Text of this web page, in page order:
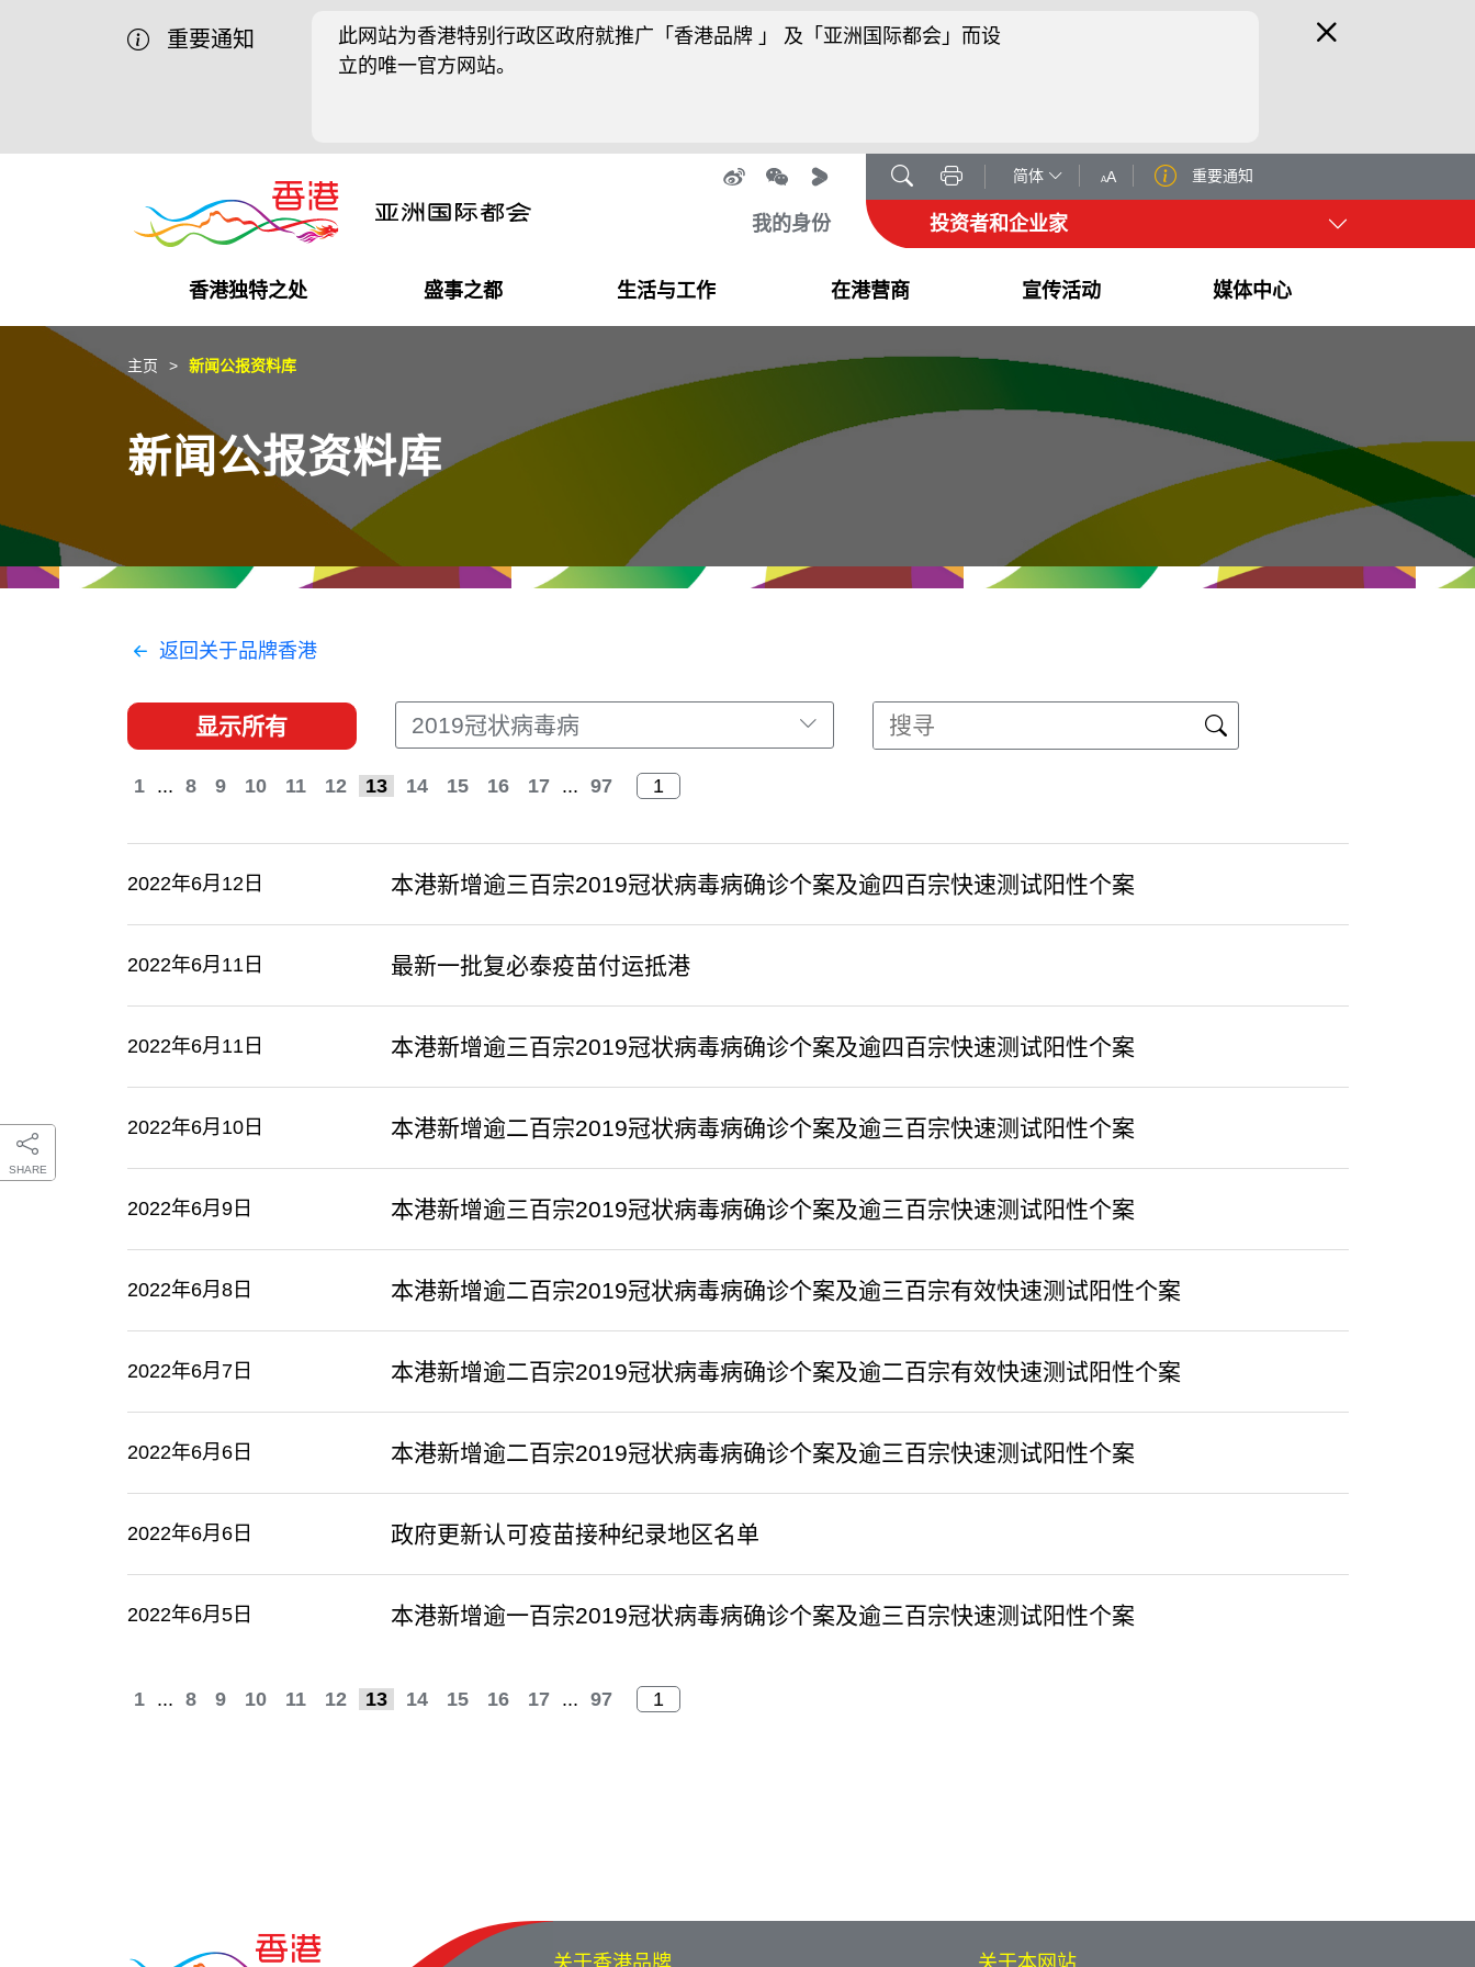
重要通知
此网站为香港特别行政区政府就推广「香港品牌 」 及「亚洲国际都会」而设
立的唯一官方网站。
简体 AA 重要通知
我的身份 投资者和企业家
香港独特之处
商业机遇
独特优势
盛事之都
盛事之都
最新活动精选
生活与工作
在港工作
都会生活
在港营商
在港创业
初创企业
宣传活动
推广香港@中国内地
推广香港@中东
推广香港@粤港澳大湾区
媒体中心
最新资讯
媒体资讯
SHARE
主页 新闻公报资料库
新闻公报资料库
返回关于品牌香港
显示所有 2019冠状病毒病
1 ... 8 9 10 11 12 13 14 15 16 17 ... 97
2022年6月12日 本港新增逾三百宗2019冠状病毒病确诊个案及逾四百宗快速测试阳性个案
2022年6月11日 最新一批复必泰疫苗付运抵港
2022年6月11日 本港新增逾三百宗2019冠状病毒病确诊个案及逾四百宗快速测试阳性个案
2022年6月10日 本港新增逾二百宗2019冠状病毒病确诊个案及逾三百宗快速测试阳性个案
2022年6月9日 本港新增逾三百宗2019冠状病毒病确诊个案及逾三百宗快速测试阳性个案
2022年6月8日 本港新增逾二百宗2019冠状病毒病确诊个案及逾三百宗有效快速测试阳性个案
2022年6月7日 本港新增逾二百宗2019冠状病毒病确诊个案及逾二百宗有效快速测试阳性个案
2022年6月6日 本港新增逾二百宗2019冠状病毒病确诊个案及逾三百宗快速测试阳性个案
2022年6月6日 ​政府更新认可疫苗接种纪录地区名单
2022年6月5日 本港新增逾一百宗2019冠状病毒病确诊个案及逾三百宗快速测试阳性个案
1 ... 8 9 10 11 12 13 14 15 16 17 ... 97